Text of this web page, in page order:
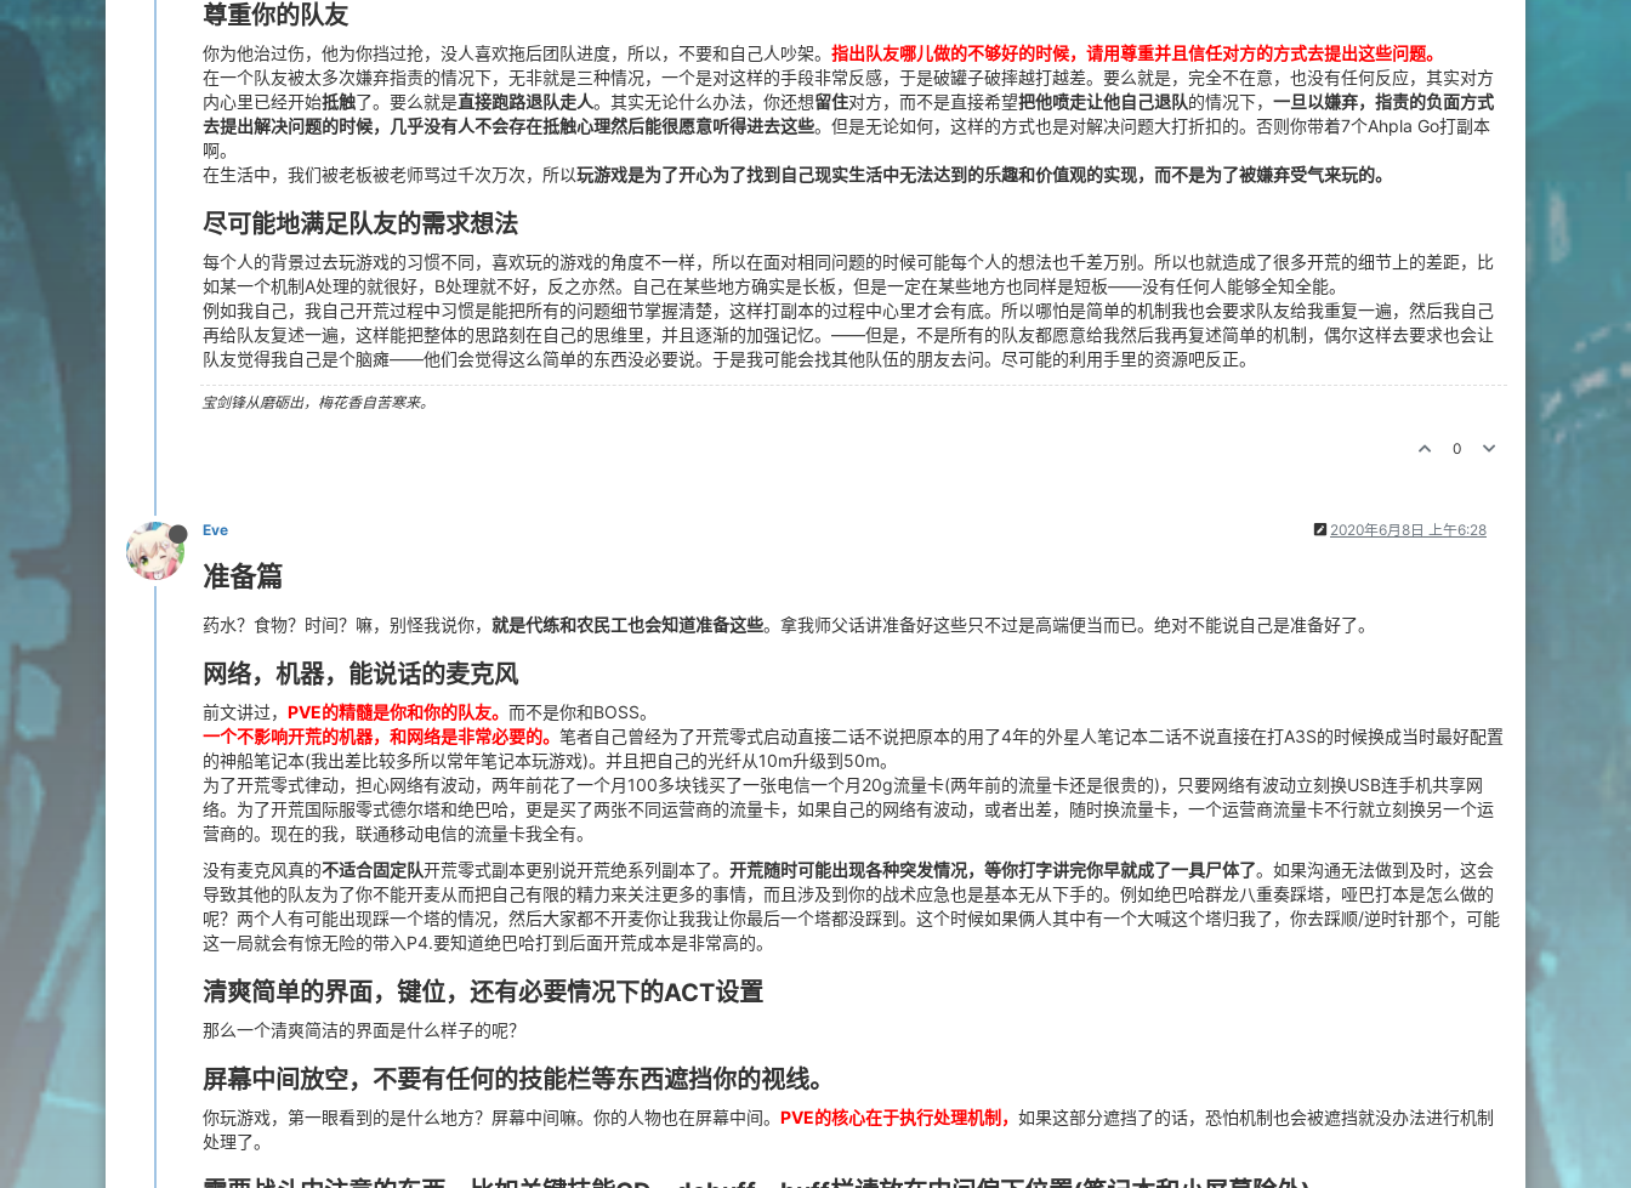
尊重你的队友
你为他治过伤，他为你挡过抢，没人喜欢拖后团队进度，所以，不要和自己人吵架。 指出队友哪儿做的不够好的时候，请用尊重并且信任对方的方式去提出这些问题。
在一个队友被太多次嫌弃指责的情况下，无非就是三种情况，一个是对这样的手段非常反感，于是破罐子破摔越打越差。要么就是，完全不在意，也没有任何反应，其实对方
内心里已经开始抵触了。要么就是直接跑路退队走人。其实无论什么办法，你还想留住对方，而不是直接希望把他喷走让他自己退队的情况下， 一旦以嫌弃，指责的负面方式
去提出解决问题的时候，几乎没有人不会存在抵触心理然后能很愿意听得进去这些。但是无论如何，这样的方式也是对解决问题大打折扣的。否则你带着7个Ahpla Go打副本
啊。
在生活中，我们被老板被老师骂过千次万次，所以玩游戏是为了开心为了找到自己现实生活中无法达到的乐趣和价值观的实现，而不是为了被嫌弃受气来玩的。
尽可能地满足队友的需求想法
每个人的背景过去玩游戏的习惯不同，喜欢玩的游戏的角度不一样，所以在面对相同问题的时候可能每个人的想法也千差万别。所以也就造成了很多开荒的细节上的差距，比
如某一个机制A处理的就很好，B处理就不好，反之亦然。自己在某些地方确实是长板，但是一定在某些地方也同样是短板——没有任何人能够全知全能。
例如我自己，我自己开荒过程中习惯是能把所有的问题细节掌握清楚，这样打副本的过程中心里才会有底。所以哪怕是简单的机制我也会要求队友给我重复一遍，然后我自己
再给队友复述一遍，这样能把整体的思路刻在自己的思维里，并且逐渐的加强记忆。——但是，不是所有的队友都愿意给我然后我再复述简单的机制，偶尔这样去要求也会让
队友觉得我自己是个脑瘫——他们会觉得这么简单的东西没必要说。于是我可能会找其他队伍的朋友去问。尽可能的利用手里的资源吧反正。
宝剑锋从磨砺出，梅花香自苦寒来。
0
Eve 2020年6月8日 上午6:28
准备篇
药水？食物？时间？嘛，别怪我说你， 就是代练和农民工也会知道准备这些。拿我师父话讲准备好这些只不过是高端便当而已。绝对不能说自己是准备好了。
网络，机器，能说话的麦克风
前文讲过， PVE的精髓是你和你的队友。 而不是你和BOSS。
一个不影响开荒的机器，和网络是非常必要的。 笔者自己曾经为了开荒零式启动直接二话不说把原本的用了4年的外星人笔记本二话不说直接在打A3S的时候换成当时最好配置
的神船笔记本(我出差比较多所以常年笔记本玩游戏)。并且把自己的光纤从10m升级到50m。
为了开荒零式律动，担心网络有波动，两年前花了一个月100多块钱买了一张电信一个月20g流量卡(两年前的流量卡还是很贵的)，只要网络有波动立刻换USB连手机共享网
络。为了开荒国际服零式德尔塔和绝巴哈，更是买了两张不同运营商的流量卡，如果自己的网络有波动，或者出差，随时换流量卡，一个运营商流量卡不行就立刻换另一个运
营商的。现在的我，联通移动电信的流量卡我全有。
没有麦克风真的不适合固定队开荒零式副本更别说开荒绝系列副本了。 开荒随时可能出现各种突发情况，等你打字讲完你早就成了一具尸体了。如果沟通无法做到及时，这会
导致其他的队友为了你不能开麦从而把自己有限的精力来关注更多的事情，而且涉及到你的战术应急也是基本无从下手的。例如绝巴哈群龙八重奏踩塔，哑巴打本是怎么做的
呢？两个人有可能出现踩一个塔的情况，然后大家都不开麦你让我我让你最后一个塔都没踩到。这个时候如果俩人其中有一个大喊这个塔归我了，你去踩顺/逆时针那个，可能
这一局就会有惊无险的带入P4.要知道绝巴哈打到后面开荒成本是非常高的。
清爽简单的界面，键位，还有必要情况下的ACT设置
那么一个清爽简洁的界面是什么样子的呢？
屏幕中间放空，不要有任何的技能栏等东西遮挡你的视线。
你玩游戏，第一眼看到的是什么地方？屏幕中间嘛。你的人物也在屏幕中间。 PVE的核心在于执行处理机制， 如果这部分遮挡了的话，恐怕机制也会被遮挡就没办法进行机制
处理了。